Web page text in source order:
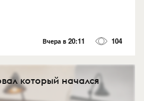
Вчера в 20:11 104
который начался